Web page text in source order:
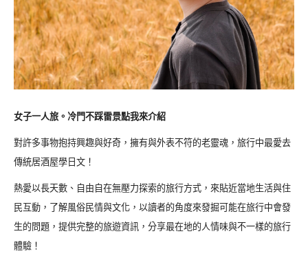
女子一人旅。冷門不踩雷景點我來介紹
對許多事物抱持興趣與好奇，擁有與外表不符的老靈魂，旅行中最愛去
傳統居酒屋學日文！
熱愛以長天數、自由自在無壓力探索的旅行方式，來貼近當地生活與住
民互動，了解風俗民情與文化，以讀者的角度來發掘可能在旅行中會發
生的問題，提供完整的旅遊資訊，分享最在地的人情味與不一樣的旅行
體驗！